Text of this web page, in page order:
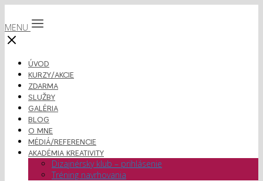
MENU
ÚVOD
KURZY/AKCIE
ZDARMA
SLUŽBY
GALÉRIA
BLOG
O MNE
MÉDIÁ/REFERENCIE
AKADÉMIA KREATIVITY
Dizajnérsky klub – prihlásenie
Tréning navrhovania